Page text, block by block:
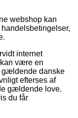
webshop kan
internet
være en
gældende danske
efterses af
gældende love.
du får